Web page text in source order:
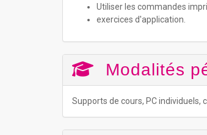
Utiliser les commandes
exercices d'application.
Modalités
Supports de cours, PC individuels,